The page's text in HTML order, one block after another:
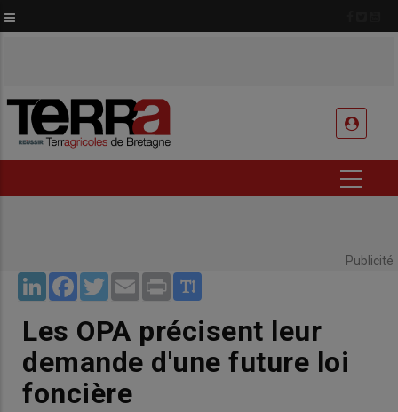
au
Publicité
LinkedInFacebookTwitterEmail Print
Les OPA précisent leur
demande d'une future loi
foncière